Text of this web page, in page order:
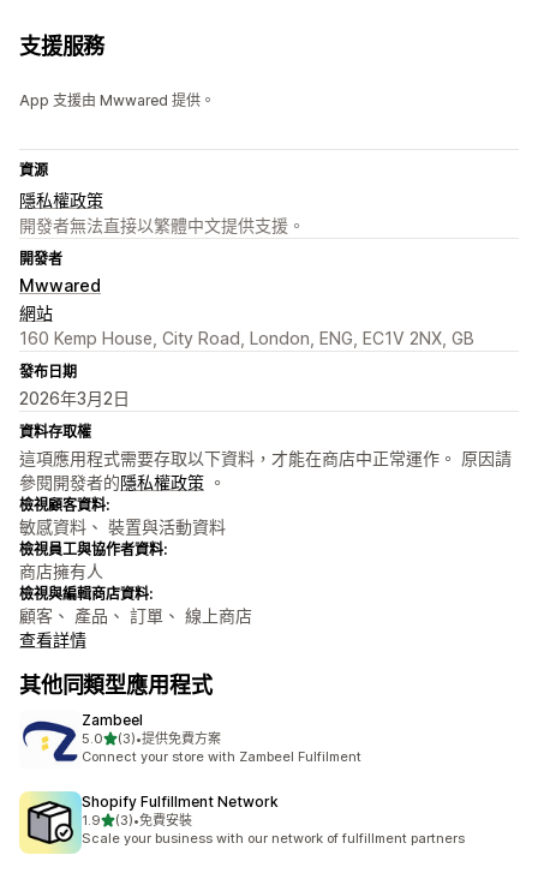
支援服務
App 支援由 Mwwared 提供。
資源
隱私權政策
開發者無法直接以繁體中文提供支援。
開發者
Mwwared
網站
160 Kemp House, City Road, London, ENG, EC1V 2NX, GB
發布日期
2026年3月2日
資料存取權
這項應用程式需要存取以下資料，才能在商店中正常運作。 原因請
參閱開發者的隱私權政策 。
檢視顧客資料:
敏感資料、 裝置與活動資料
檢視員工與協作者資料:
商店擁有人
檢視與編輯商店資料:
顧客、 產品、 訂單、 線上商店
查看詳情
其他同類型應用程式
Zambeel
5.0滿分 5 顆星
(3)
共有 3 則評價
•提供免費方案
Connect your store with Zambeel Fulfilment
Shopify Fulfillment Network
1.9滿分 5 顆星
(3)
共有 3 則評價
•免費安裝
Scale your business with our network of fulfillment partners